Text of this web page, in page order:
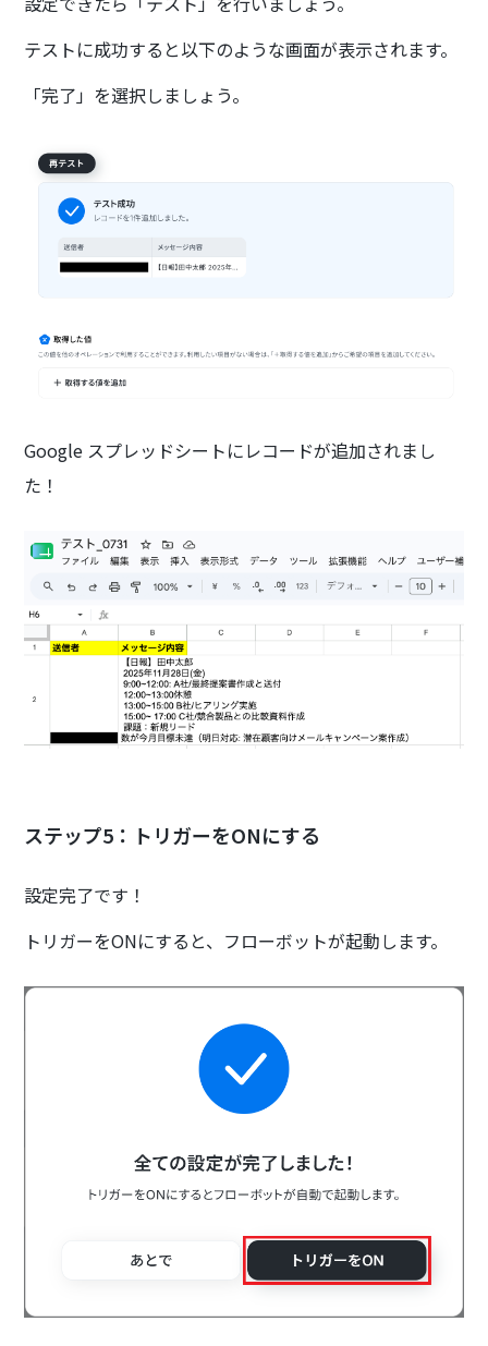
テストに成功すると以下のような画面が表示されます。
「完了」を選択しましょう。
Google スプレッドシートにレコードが追加されまし
た！
ステップ5：トリガーをONにする
設定完了です！
トリガーをONにすると、フローボットが起動します。